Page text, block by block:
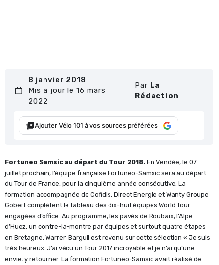
8 janvier 2018
Mis à jour le 16 mars
2022
Par La
Rédaction
Ajouter Vélo 101 à vos sources préférées
Fortuneo Samsic au départ du Tour 2018. En Vendée, le 07
juillet prochain, l’équipe française Fortuneo-Samsic sera au départ
du Tour de France, pour la cinquième année consécutive. La
formation accompagnée de Cofidis, Direct Energie et Wanty Groupe
Gobert complètent le tableau des dix-huit équipes World Tour
engagées d’office. Au programme, les pavés de Roubaix, l’Alpe
d’Huez, un contre-la-montre par équipes et surtout quatre étapes
en Bretagne. Warren Barguil est revenu sur cette sélection « Je suis
très heureux. J’ai vécu un Tour 2017 incroyable et je n’ai qu’une
envie, y retourner. La formation Fortuneo-Samsic avait réalisé de